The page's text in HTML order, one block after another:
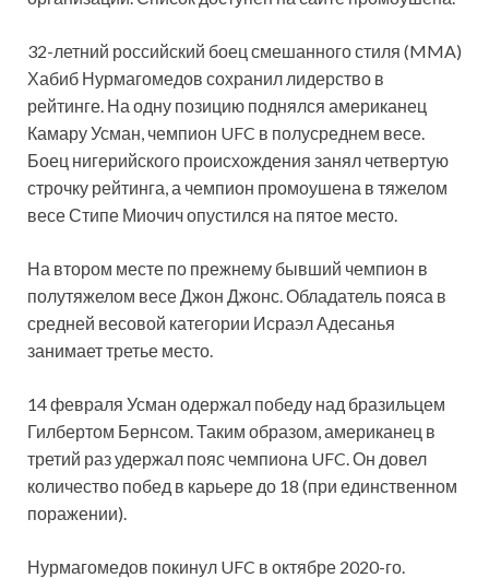
32-летний российский боец смешанного стиля (MMA)
Хабиб Нурмагомедов сохранил лидерство в
рейтинге. На одну позицию поднялся американец
Камару Усман, чемпион UFC в полусреднем весе.
Боец нигерийского происхождения занял четвертую
строчку рейтинга, а чемпион промоушена в тяжелом
весе Стипе Миочич опустился на пятое место.
На втором месте по прежнему бывший чемпион в
полутяжелом весе Джон Джонс. Обладатель пояса в
средней весовой категории Исраэл Адесанья
занимает третье место.
14 февраля Усман одержал победу над бразильцем
Гилбертом Бернсом. Таким образом, американец в
третий раз удержал пояс чемпиона UFC. Он довел
количество побед в карьере до 18 (при единственном
поражении).
Нурмагомедов покинул UFC в октябре 2020-го.